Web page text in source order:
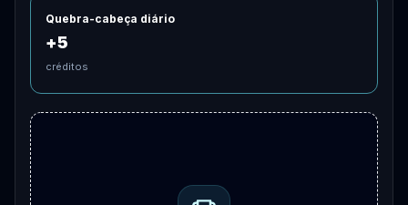
Quebra-cabeça diário
+5
créditos